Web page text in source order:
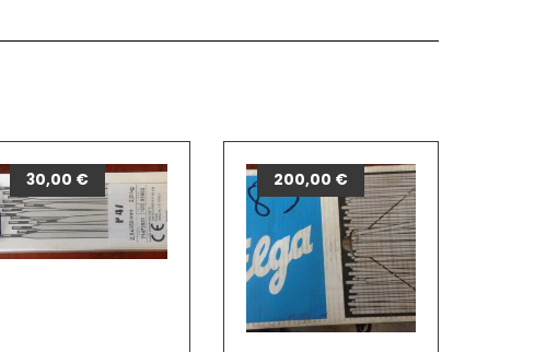
30,00 € 200,00 €